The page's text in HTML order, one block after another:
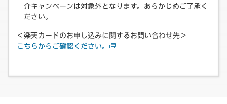
介キャンペーンは対象外となります。あらかじめご了承く
ださい。
＜楽天カードのお申し込みに関するお問い合わせ先＞
こちらからご確認ください。